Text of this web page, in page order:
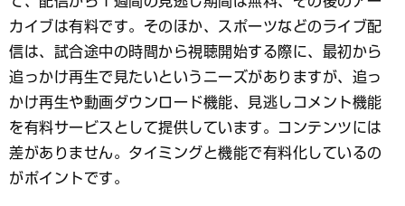
カイブは有料です。そのほか、スポーツなどのライブ配
信は、試合途中の時間から視聴開始する際に、最初から
追っかけ再生で見たいというニーズがありますが、追っ
かけ再生や動画ダウンロード機能、見逃しコメント機能
を有料サービスとして提供しています。コンテンツには
差がありません。タイミングと機能で有料化しているの
がポイントです。